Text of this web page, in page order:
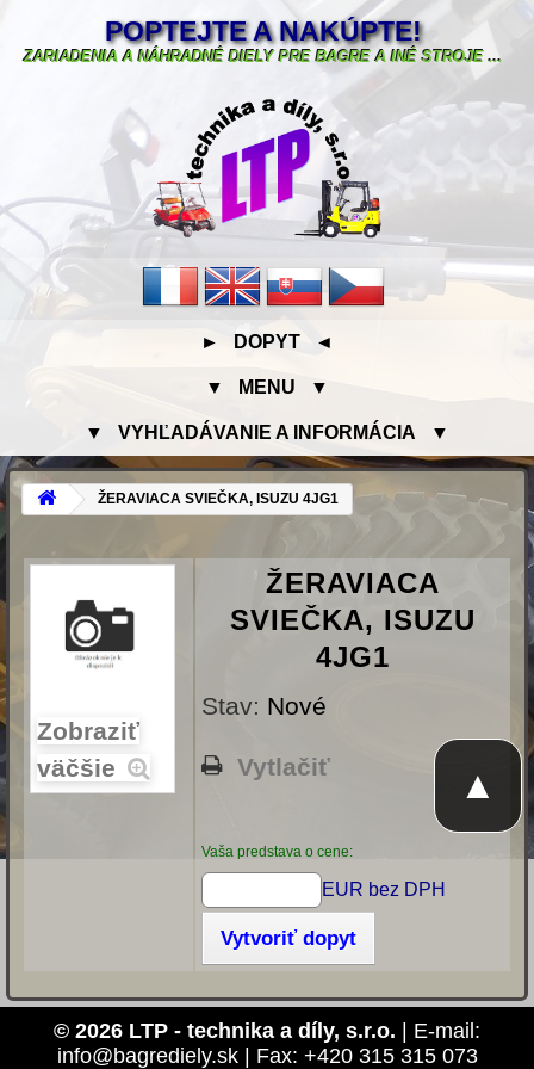
POPTEJTE A NAKÚPTE!
ZARIADENIA A NÁHRADNÉ DIELY PRE BAGRE A INÉ STROJE ...
► DOPYT ◄
▼ MENU ▼
▼ VYHĽADÁVANIE A INFORMÁCIA ▼
ŽERAVIACA SVIEČKA, ISUZU 4JG1
Zobraziť
väčšie
ŽERAVIACA
SVIEČKA, ISUZU
4JG1
Stav: Nové
Vytlačiť
Vaša predstava o cene:
EUR bez DPH
Vytvoriť dopyt
© 2026 LTP - technika a díly, s.r.o. | E-mail:
info@bagrediely.sk | Fax: +420 315 315 073
▲